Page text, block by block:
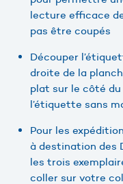
lecture efficace
pas être coupés
Découper
droite de la
plat sur le côté
l’étiquette sans
Pour les
à destination des
les trois
coller sur votre